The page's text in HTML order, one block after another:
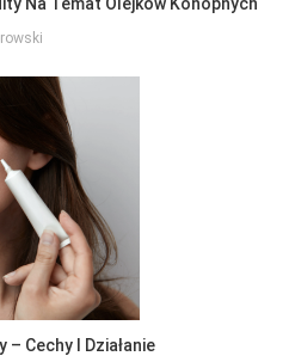
Na Temat Olejków Konopnych
Cechy I Działanie